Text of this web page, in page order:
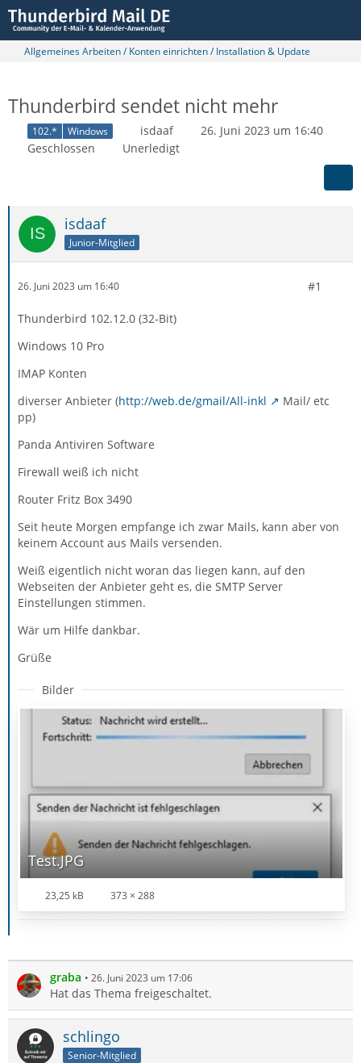
Allgemeines Arbeiten / Konten einrichten / Installation & Update
Thunderbird sendet nicht mehr
102.* Windows isdaaf
26. Juni 2023 um 16:40
Geschlossen
Unerledigt
isdaaf
Junior-Mitglied
26. Juni 2023 um 16:40 #1
Thunderbird 102.12.0 (32-Bit)
Windows 10 Pro
IMAP Konten
diverser Anbieter (http://web.de/gmail/All-inkl
Mail/ etc
pp)
Panda Antiviren Software
Firewall weiß ich nicht
Router Fritz Box 3490
Seit heute Morgen empfange ich zwar Mails, kann aber von
keinem Account aus Mails versenden.
Weiß eigentlich nicht woran das liegen kann, auf den
Webseiten der Anbieter geht es, die SMTP Server
Einstellungen stimmen.
Wär um Hilfe dankbar.
Grüße
Bilder
Test.JPG
23,25 kB 373 × 288
graba 26. Juni 2023 um 17:06
Hat das Thema freigeschaltet.
schlingo
Senior-Mitglied